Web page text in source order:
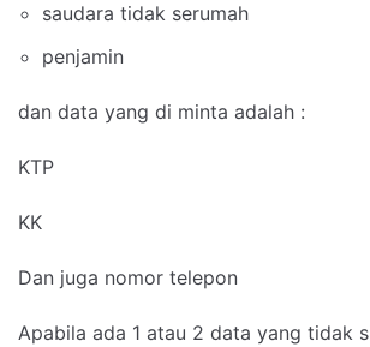
saudara tidak serumah
penjamin
dan data yang di minta adalah :
KTP
KK
Dan juga nomor telepon
Apabila ada 1 atau 2 data yang tidak